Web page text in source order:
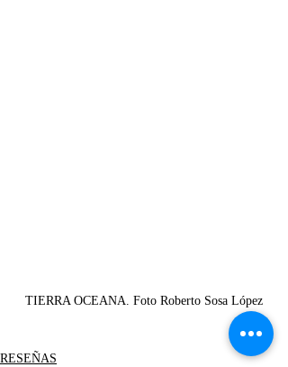
TIERRA OCEANA. Foto Roberto Sosa López
RESEÑAS